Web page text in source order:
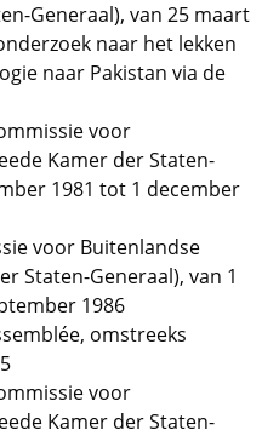
Generaal), van 25 maart
naar het lekken
naar Pakistan via de
voor
Kamer der Staten-
1981 tot 1 december
voor Buitenlandse
Staten-Generaal), van 1
1986
omstreeks
voor
Kamer der Staten-